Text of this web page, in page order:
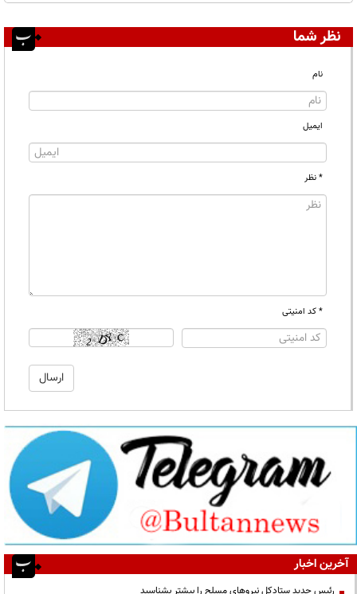
نظر شما
نام
ایمیل
* نظر
* کد امنیتی
آخرین اخبار
رئیس جدید ستادکل نیروهای مسلح را بیشتر بشناسید